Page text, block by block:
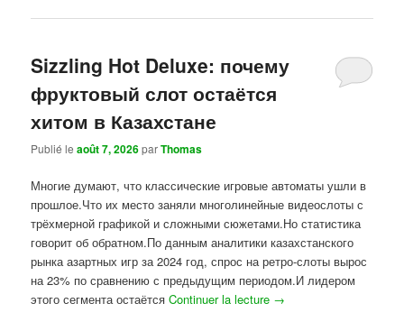
Sizzling Hot Deluxe: почему
фруктовый слот остаётся
хитом в Казахстане
Publié leaoût 7, 2026parThomas
Многие думают, что классические игровые автоматы ушли в
прошлое.Что их место заняли многолинейные видеослоты с
трёхмерной графикой и сложными сюжетами.Но статистика
говорит об обратном.По данным аналитики казахстанского
рынка азартных игр за 2024 год, спрос на ретро-слоты вырос
на 23% по сравнению с предыдущим периодом.И лидером
этого сегмента остаётсяContinuer la lecture →